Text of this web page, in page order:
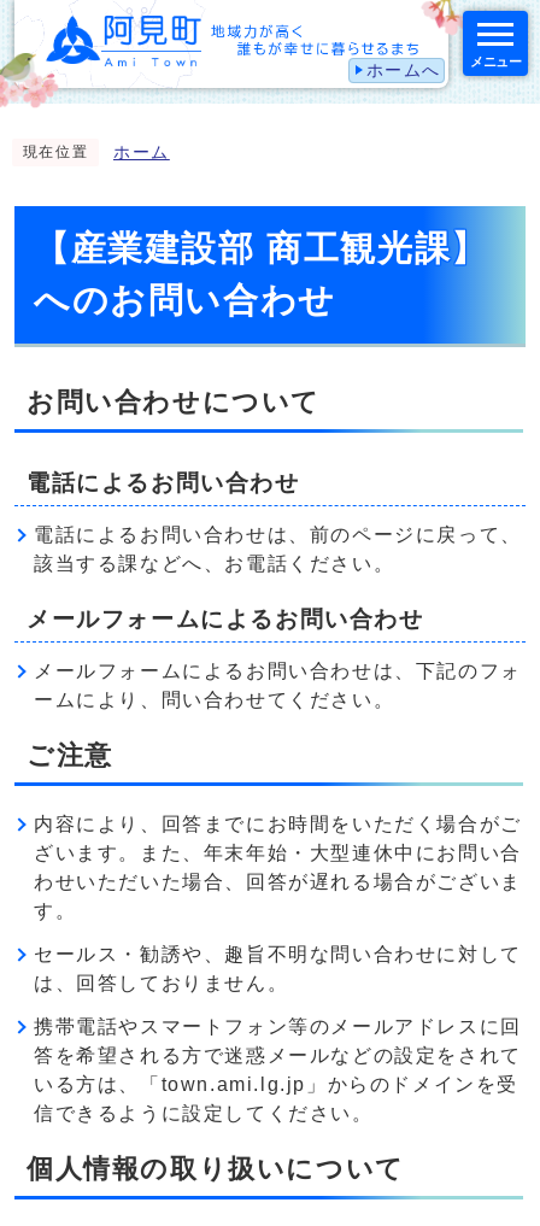
ホームへ メニュー
現在位置 ホーム
【産業建設部 商工観光課】
へのお問い合わせ
お問い合わせについて
電話によるお問い合わせ
電話によるお問い合わせは、前のページに戻って、
該当する課などへ、お電話ください。
メールフォームによるお問い合わせ
メールフォームによるお問い合わせは、下記のフォ
ームにより、問い合わせてください。
ご注意
内容により、回答までにお時間をいただく場合がご
ざいます。また、年末年始・大型連休中にお問い合
わせいただいた場合、回答が遅れる場合がございま
す。
セールス・勧誘や、趣旨不明な問い合わせに対して
は、回答しておりません。
携帯電話やスマートフォン等のメールアドレスに回
答を希望される方で迷惑メールなどの設定をされて
いる方は、「town.ami.lg.jp」からのドメインを受
信できるように設定してください。
個人情報の取り扱いについて